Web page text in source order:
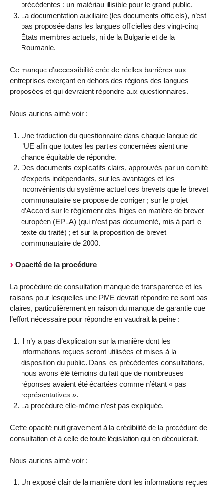
précédentes : un matériau illisible pour le grand public.
La documentation auxiliaire (les documents officiels), n’est
pas proposée dans les langues officielles des vingt-cinq
États membres actuels, ni de la Bulgarie et de la
Roumanie.
Ce manque d’accessibilité crée de réelles barrières aux
entreprises exerçant en dehors des régions des langues
proposées et qui devraient répondre aux questionnaires.
Nous aurions aimé voir :
Une traduction du questionnaire dans chaque langue de
l’UE afin que toutes les parties concernées aient une
chance équitable de répondre.
Des documents explicatifs clairs, approuvés par un comité
d’experts indépendants, sur les avantages et les
inconvénients du système actuel des brevets que le brevet
communautaire se propose de corriger ; sur le projet
d’Accord sur le règlement des litiges en matière de brevet
européen (EPLA) (qui n’est pas documenté, mis à part le
texte du traité) ; et sur la proposition de brevet
communautaire de 2000.
Opacité de la procédure
La procédure de consultation manque de transparence et les
raisons pour lesquelles une PME devrait répondre ne sont pas
claires, particulièrement en raison du manque de garantie que
l’effort nécessaire pour répondre en vaudrait la peine :
Il n’y a pas d’explication sur la manière dont les
informations reçues seront utilisées et mises à la
disposition du public. Dans les précédentes consultations,
nous avons été témoins du fait que de nombreuses
réponses avaient été écartées comme n’étant « pas
représentatives ».
La procédure elle-même n’est pas expliquée.
Cette opacité nuit gravement à la crédibilité de la procédure de
consultation et à celle de toute législation qui en découlerait.
Nous aurions aimé voir :
Un exposé clair de la manière dont les informations reçues